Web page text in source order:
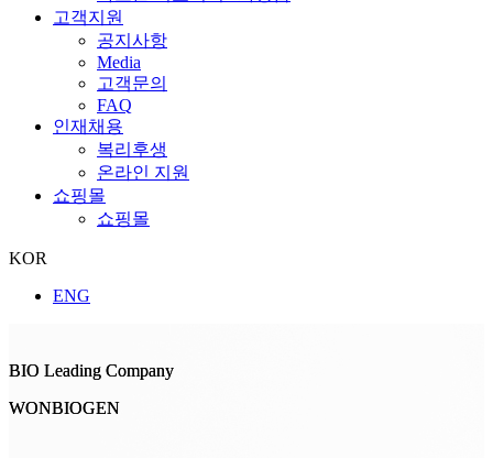
고객지원
공지사항
Media
고객문의
FAQ
인재채용
복리후생
온라인 지원
쇼핑몰
쇼핑몰
KOR
ENG
BIO Leading Company
WONBIOGEN
BIO Leading Company
WONBIOGEN